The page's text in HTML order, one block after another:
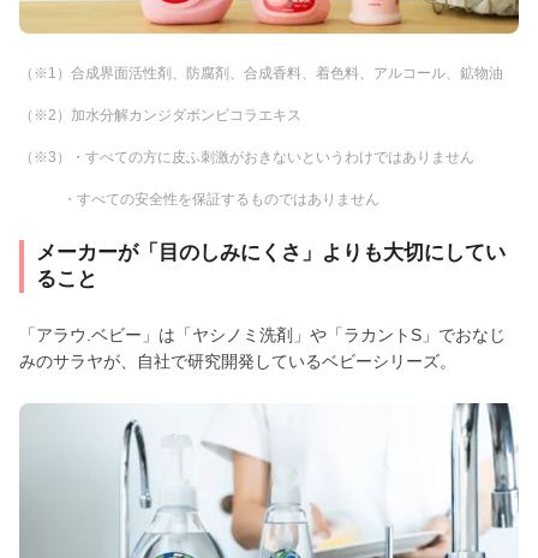
（※1）合成界面活性剤、防腐剤、合成香料、着色料、アルコール、鉱物油
（※2）加水分解カンジダボンビコラエキス
（※3）・すべての方に皮ふ刺激がおきないというわけではありません
・すべての安全性を保証するものではありません
メーカーが「目のしみにくさ」よりも大切にしてい
ること
「アラウ.ベビー」は「ヤシノミ洗剤」や「ラカントS」でおなじ
みのサラヤが、自社で研究開発しているベビーシリーズ。